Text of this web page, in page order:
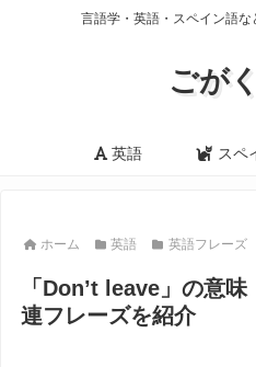
言語学・英語・スペイン語
ごが
英語 スペ
ホーム 英語 英語フレーズ
「Don’t leave」の意
連フレーズを紹介